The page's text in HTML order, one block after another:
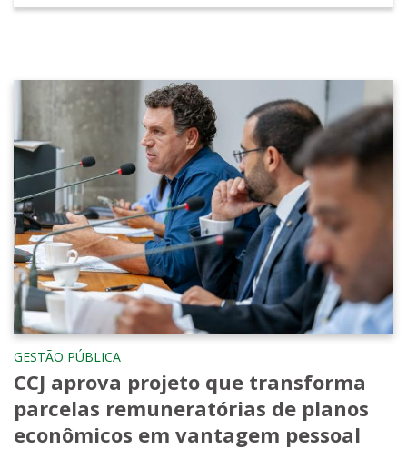
GESTÃO PÚBLICA
CCJ aprova projeto que transforma
parcelas remuneratórias de planos
econômicos em vantagem pessoal